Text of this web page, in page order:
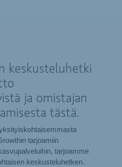
keskusteluhetki
ja omistajan
tästä.
tarjoamiin
tarjoamme
keskusteluhetken.